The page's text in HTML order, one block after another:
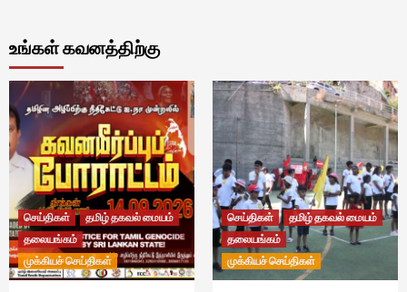
உங்கள் கவனத்திற்கு
செய்திகள்
தமிழ் தகவல் மையம்
தலையங்கம்
முக்கியச் செய்திகள்
செய்திகள்
தமிழ் தகவல் மையம்
தலையங்கம்
முக்கியச் செய்திகள்